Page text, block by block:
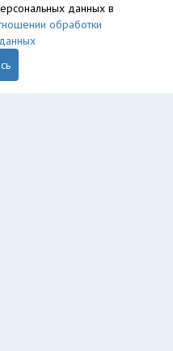
интеллектуальной
и охраняется законом.
данных в
обработки